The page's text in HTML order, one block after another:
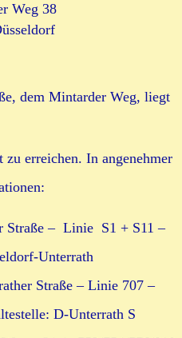
Weg 38
dem Mintarder Weg, liegt
erreichen. In angenehmer
Straße – Linie S1 + S11 –
Unterrath
Straße – Linie 707 –
D-Unterrath S